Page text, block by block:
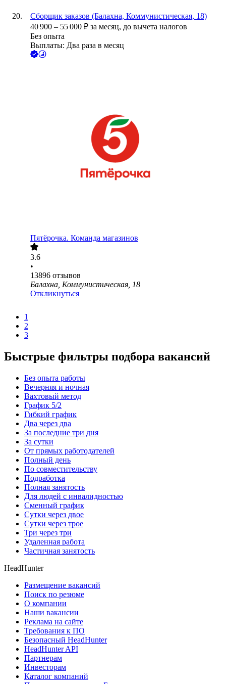
Сборщик заказов (Балахна, Коммунистическая, 18)
40 900 – 55 000 ₽ за месяц, до вычета налогов
Без опыта
Выплаты: Два раза в месяц
Пятёрочка. Команда магазинов
3.6
•
13896 отзывов
Балахна, Коммунистическая, 18
Откликнуться
1
2
3
Быстрые фильтры подбора вакансий
Без опыта работы
Вечерняя и ночная
Вахтовый метод
График 5/2
Гибкий график
Два через два
За последние три дня
За сутки
От прямых работодателей
Полный день
По совместительству
Подработка
Полная занятость
Для людей с инвалидностью
Сменный график
Сутки через двое
Сутки через трое
Три через три
Удаленная работа
Частичная занятость
HeadHunter
Размещение вакансий
Поиск по резюме
О компании
Наши вакансии
Реклама на сайте
Требования к ПО
Безопасный HeadHunter
HeadHunter API
Партнерам
Инвесторам
Каталог компаний